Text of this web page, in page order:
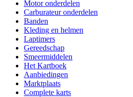
Motor onderdelen
Carburateur onderdelen
Banden
Kleding en helmen
Laptimers
Gereedschap
Smeermiddelen
Het Kartboek
Aanbiedingen
Marktplaats
Complete karts